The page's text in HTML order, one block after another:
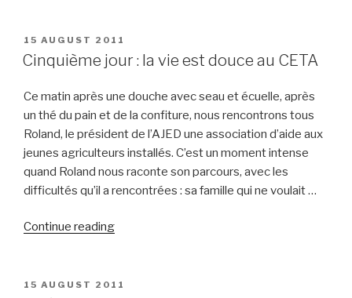
POSTED
ON
15 AUGUST 2011
Cinquième jour : la vie est douce au CETA
Ce matin après une douche avec seau et écuelle, après
un thé du pain et de la confiture, nous rencontrons tous
Roland, le président de l’AJED une association d’aide aux
jeunes agriculteurs installés. C’est un moment intense
quand Roland nous raconte son parcours, avec les
difficultés qu’il a rencontrées : sa famille qui ne voulait …
Continue reading“Cinquième
la
POSTED
15 AUGUST 2011